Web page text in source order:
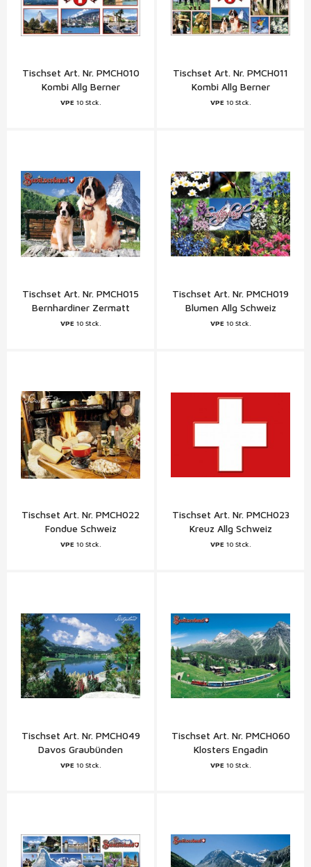
Tischset Art. Nr. PMCH010
Kombi Allg Berner
Oberland Schweiz
VPE 10 Stck.
Tischset Art. Nr. PMCH011
Kombi Allg Berner
Oberland Schweiz
VPE 10 Stck.
Tischset Art. Nr. PMCH015
Bernhardiner Zermatt
Matterhorn Schweiz
VPE 10 Stck.
Tischset Art. Nr. PMCH019
Blumen Allg Schweiz
VPE 10 Stck.
Tischset Art. Nr. PMCH022
Fondue Schweiz
VPE 10 Stck.
Tischset Art. Nr. PMCH023
Kreuz Allg Schweiz
VPE 10 Stck.
Tischset Art. Nr. PMCH049
Davos Graubünden
VPE 10 Stck.
Tischset Art. Nr. PMCH060
Klosters Engadin
Graubünden
VPE 10 Stck.